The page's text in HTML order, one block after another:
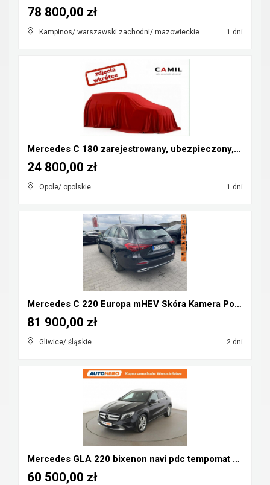
Kampinos/ warszawski zachodni/ mazowieckie 1 dni
78 800,00 zł
Mercedes C 180 zarejestrowany, ubezpieczony, kompr...
Opole/ opolskie 1 dni
24 800,00 zł
Mercedes C 220 Europa mHEV Skóra Kamera Podgrzewan...
Gliwice/ śląskie 2 dni
81 900,00 zł
Mercedes GLA 220 bixenon navi pdc tempomat grzane ...
60 500,00 zł